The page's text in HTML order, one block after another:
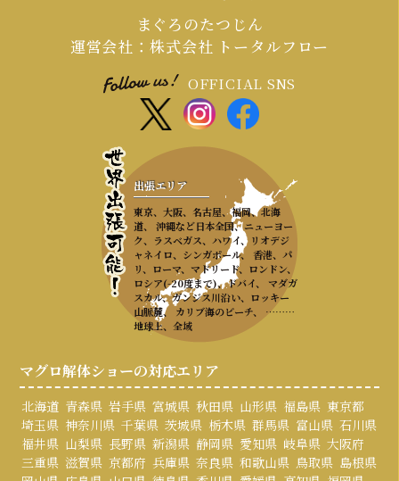
まぐろのたつじん
運営会社：株式会社 トータルフロー
OFFICIAL SNS
出張エリア
東京、大阪、名古屋、福岡、北海
道、 沖縄など日本全国、ニューヨー
ク、ラスベガス、ハワイ、リオデジ
ャネイロ、シンガポール、 香港、パ
リ、ローマ、マドリード、ロンドン、
ロシア(-20度まで)、ドバイ、 マダガ
スカル、ガンジス川沿い、ロッキー
山脈麓、 カリブ海のビーチ、 ………
地球上、全域
マグロ解体ショーの対応エリア
北海道 青森県 岩手県 宮城県 秋田県 山形県 福島県 東京都
埼玉県 神奈川県 千葉県 茨城県 栃木県 群馬県 富山県 石川県
福井県 山梨県 長野県 新潟県 静岡県 愛知県 岐阜県 大阪府
三重県 滋賀県 京都府 兵庫県 奈良県 和歌山県 鳥取県 島根県